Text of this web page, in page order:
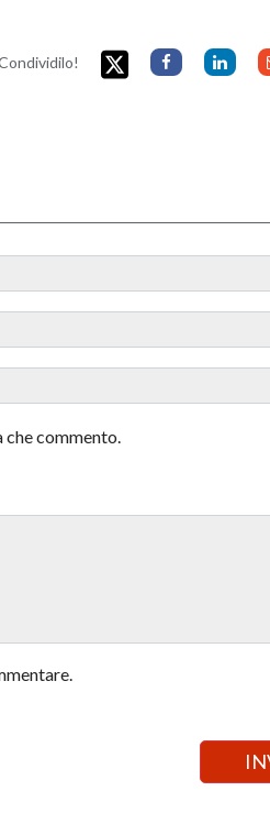
che commento.